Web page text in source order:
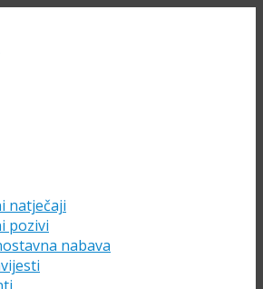
natječaji
pozivi
nabava